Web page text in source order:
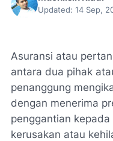
Updated: 14 Sep,
Asuransi atau
antara dua pihak
penanggung
dengan menerima
penggantian
kerusakan atau